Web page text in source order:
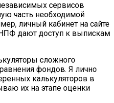
сервисов
часть необходимой
личный кабинет на сайте
дают доступ к выпискам
сложного
фондов. Я лично
калькуляторов в
их на этапе оценки